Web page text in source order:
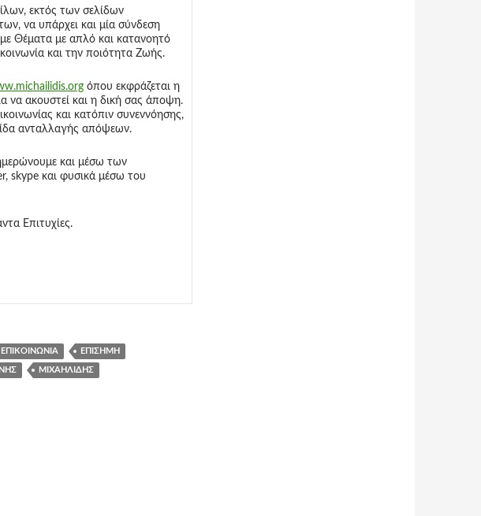
εκτός των σελίδων
να υπάρχει και μία σύνδεση
Θέματα με απλό και κατανοητό
και την ποιότητα Ζωής.
όπου εκφράζεται η
να ακουστεί και η δική σας άποψη.
και κατόπιν συνεννόησης,
ανταλλαγής απόψεων.
και μέσω των
skype και φυσικά μέσω του
Επιτυχίες.
ΕΠΙΚΟΙΝΩΝΊΑ ΕΠΊΣΗΜΗ
ΜΙΧΑΗΛΊΔΗΣ